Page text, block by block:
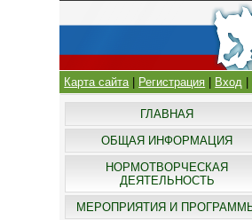
Карта сайта| Регистрация Вход
ГЛАВНАЯ
ОБЩАЯ ИНФОРМАЦИЯ
НОРМОТВОРЧЕСКАЯ
ДЕЯТЕЛЬНОСТЬ
МЕРОПРИЯТИЯ И